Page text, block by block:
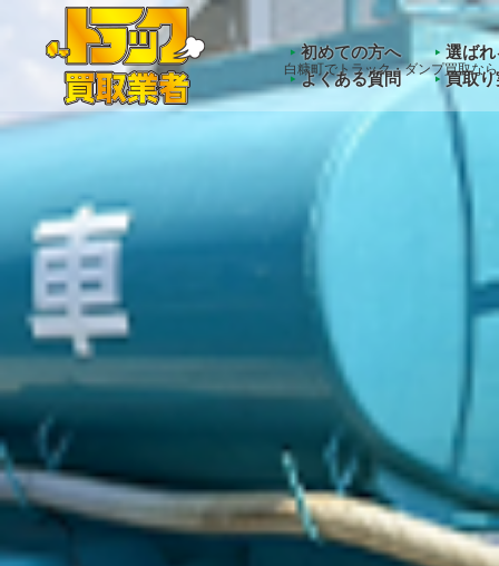
Warning : Undefined array key
白糠町でトラック・ダンプ買取な
初めての方へ
選ば
よくある質問
買取